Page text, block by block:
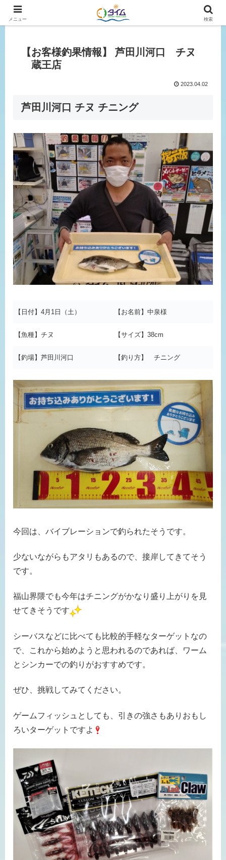
広島、岡山の釣り情報はタイムにおまかせ！
【お客様釣果情報】 芦田川河口 チヌ
蔵王店
2023.04.02
芦田川河口 チヌ チニング
【日付】4月1日（土） 【お名前】中泉様
【魚種】チヌ 【サイズ】38cm
【釣場】芦田川河口 【釣り方】 チニング
今回は、バイブレーションで釣られたそうです。
少ないながらもアタリもあるので、接岸してきてそう
です。
福山界隈でも今年はチニングがかなり盛り上がりを見
せてきそうです
シーバスなどに比べても比較的手軽なターゲットなの
で、これから始めようと思われるのであれば、ワーム
とシンカーでの釣りがおすすめです。
ぜひ、挑戦してみてください。
ゲームフィッシュとしても、引きの強さもありおもし
ろいターゲットですよ
メニュー 検索